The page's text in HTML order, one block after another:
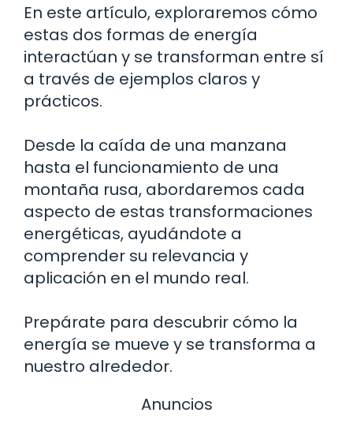
En este artículo, exploraremos cómo
estas dos formas de energía
interactúan y se transforman entre sí
a través de ejemplos claros y
prácticos.
Desde la caída de una manzana
hasta el funcionamiento de una
montaña rusa, abordaremos cada
aspecto de estas transformaciones
energéticas, ayudándote a
comprender su relevancia y
aplicación en el mundo real.
Prepárate para descubrir cómo la
energía se mueve y se transforma a
nuestro alrededor.
Anuncios